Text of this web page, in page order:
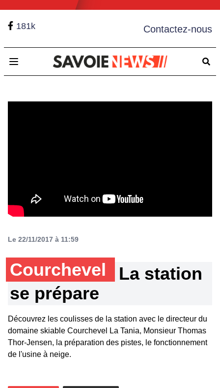
181k Contactez-nous
Open main menu
Le 22/11/2017 à 11:59
Courchevel
La station
se prépare
Découvrez les coulisses de la station avec le directeur du
domaine skiable Courchevel La Tania, Monsieur Thomas
Thor-Jensen, la préparation des pistes, le fonctionnement
de l'usine à neige.